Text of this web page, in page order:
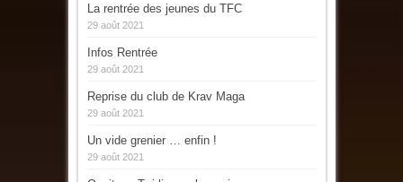
La rentrée des jeunes du TFC
29 août 2021
Infos Rentrée
29 août 2021
Reprise du club de Krav Maga
29 août 2021
Un vide grenier … enfin !
29 août 2021